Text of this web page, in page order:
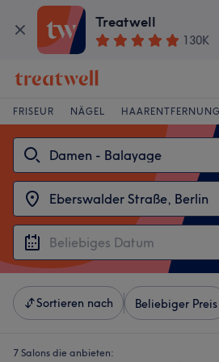
Treatwell
130K
FRISEUR NÄGEL HAARENTFERNUNG
Sortieren nach Beliebiger Preis
7 Salons die anbieten: